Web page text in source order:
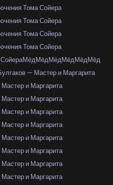
Тома Сойера
Тома Сойера
Тома Сойера
Тома Сойера
МёдМёдМёдМёдМёдМёд
— Мастер и Маргарита
и Маргарита
и Маргарита
и Маргарита
и Маргарита
и Маргарита
и Маргарита
и Маргарита
и Маргарита